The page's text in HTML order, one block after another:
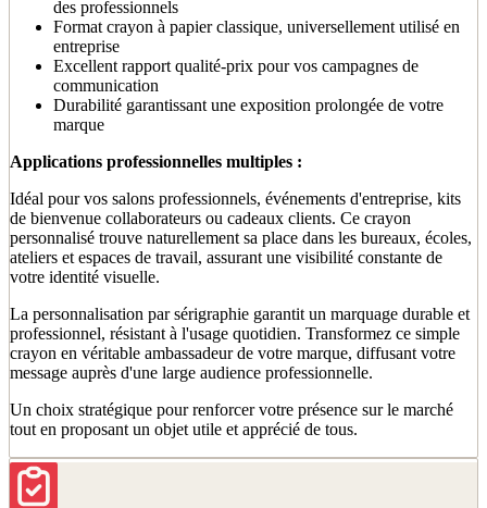
des professionnels
Format crayon à papier classique, universellement utilisé en
entreprise
Excellent rapport qualité-prix pour vos campagnes de
communication
Durabilité garantissant une exposition prolongée de votre
marque
Applications professionnelles multiples :
Idéal pour vos salons professionnels, événements d'entreprise, kits
de bienvenue collaborateurs ou cadeaux clients. Ce crayon
personnalisé trouve naturellement sa place dans les bureaux, écoles,
ateliers et espaces de travail, assurant une visibilité constante de
votre identité visuelle.
La personnalisation par sérigraphie garantit un marquage durable et
professionnel, résistant à l'usage quotidien. Transformez ce simple
crayon en véritable ambassadeur de votre marque, diffusant votre
message auprès d'une large audience professionnelle.
Un choix stratégique pour renforcer votre présence sur le marché
tout en proposant un objet utile et apprécié de tous.